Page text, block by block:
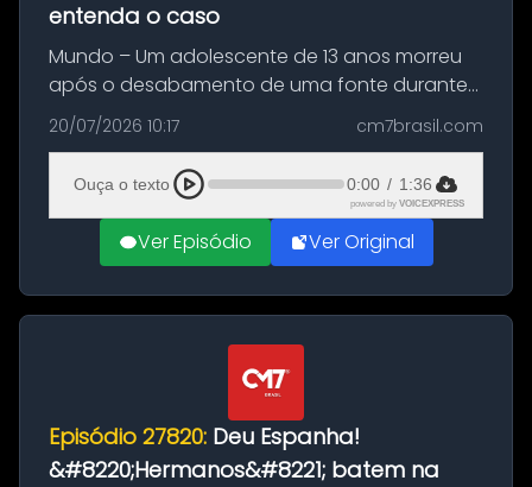
entenda o caso
Mundo – Um adolescente de 13 anos morreu
após o desabamento de uma fonte durante
as comemorações pelo título da Copa do
Mundo conquistado pela Espanha, em
Ciudad Rodrigo, na província de Salamanca,
no...
20/07/2026 10:17 cm7brasil.com
Ouça o texto 0:00 / 1:36
powered by VOICEXPRESS
Ver Episódio Ver Original
Episódio 27820: Deu Espanha!
&#8220;Hermanos&#8221; batem na